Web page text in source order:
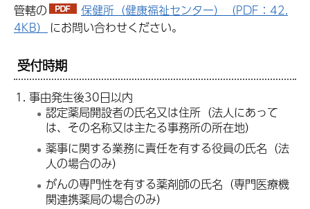
管轄の
保健所（健康福祉センター）（PDF：42.
4KB）
にお問い合わせください。
受付時期
事由発生後30日以内
認定薬局開設者の氏名又は住所（法人にあって
は、その名称又は主たる事務所の所在地）
薬事に関する業務に責任を有する役員の氏名（法
人の場合のみ）
がんの専門性を有する薬剤師の氏名（専門医療機
関連携薬局の場合のみ）